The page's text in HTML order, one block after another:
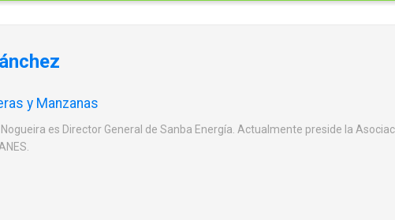
y Manzanas
es Director General de Sanba Energía. Actualmente preside la